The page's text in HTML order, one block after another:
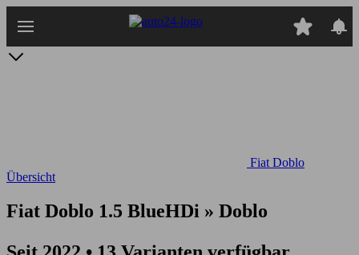
Hauptinhalt
Fiat Doblo
Übersicht
Fiat Doblo 1.5 BlueHDi » Doblo